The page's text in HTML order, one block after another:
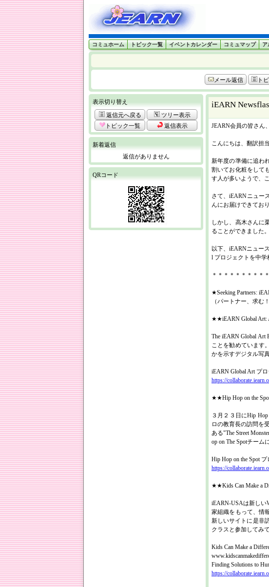
コミュホーム トピック一覧 イベントカレンダー コミュマップ ア
メール返信 ト
表示切り替え
返信元へ戻る
ツリー表示
トピック一覧
返信表示
新着返信
返信がありません
QRコード
iEARN
JEARN会員の皆さん、
こんにちは、翻訳担
新年度の準備に追わ
割いてお化粧をして
す人が多いようで、
さて、iEARNニュー
んにお届けできてお
しかし、高木さんに
ることができました
以下、iEARNニュー
l プロジェクトを中学
＊＊＊＊＊＊＊＊
★Seeking Partners:
（パートナー、求む
★★iEARN Global Art:
The iEARN Global
ことを勧めています
かを示すデジタル写
iEARN Global Art プロ
https://
★★Hip Hop on the
３月２３日にHip
ロの教育長の訪問を
ある"The Street
op on The Spotチーム
Hip Hop on the Spot
https://
★★Kids Can Make a
iEARN-USAは新しい
家組織をもって、情
新しいサイトに是非
クラスと参加してみ
Kids Can Make a
Finding Solutions to
https://